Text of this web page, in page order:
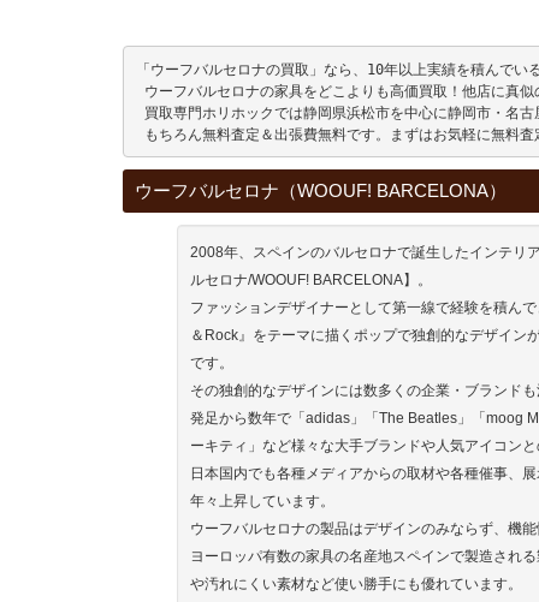
「ウーフバルセロナの買取」なら、10年以上実績を積んで
ウーフバルセロナの家具をどこよりも高価買取！他店に真似
買取専門ホリホックでは静岡県浜松市を中心に静岡市・名
もちろん無料査定＆出張費無料です。まずはお気軽に無料査
ウーフバルセロナ（WOOUF! BARCELONA）
2008年、スペインのバルセロナで誕生したインテリ
ルセロナ/WOOUF! BARCELONA】。
ファッションデザイナーとして第一線で経験を積ん
＆Rock』をテーマに描くポップで独創的なデザイン
です。
その独創的なデザインには数多くの企業・ブランドも
発足から数年で「adidas」「The Beatles」「moog
ーキティ」など様々な大手ブランドや人気アイコンと
日本国内でも各種メディアからの取材や各種催事、
年々上昇しています。
ウーフバルセロナの製品はデザインのみならず、機能
ヨーロッパ有数の家具の名産地スペインで製造され
や汚れにくい素材など使い勝手にも優れています。